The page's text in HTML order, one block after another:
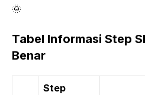
🌞
Tabel Informasi Step
Benar
Step